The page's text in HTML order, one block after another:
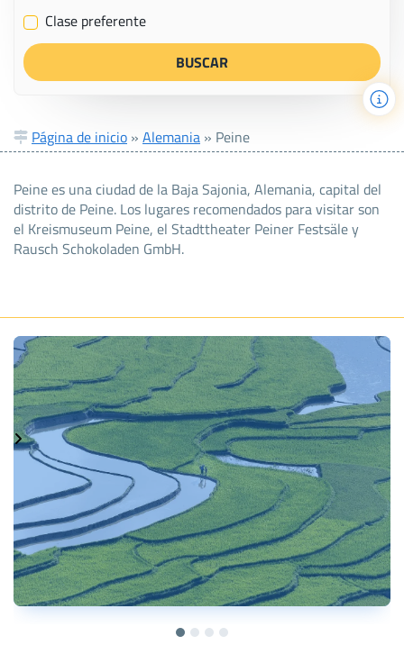
✔ Clase preferente
Página de inicio » Alemania » Peine
Peine es una ciudad de la Baja Sajonia, Alemania, capital del
distrito de Peine. Los lugares recomendados para visitar son
el Kreismuseum Peine, el Stadttheater Peiner Festsäle y
Rausch Schokoladen GmbH.